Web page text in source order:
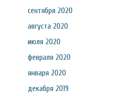
сентября 2020
августа 2020
июля 2020
февраля 2020
января 2020
декабря 2019